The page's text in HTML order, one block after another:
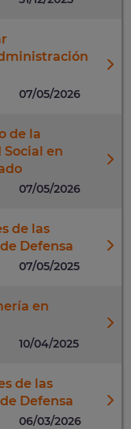
07/05/2026
de la
en
07/05/2026
de las
Defensa
07/05/2025
en
10/04/2025
de las
Defensa
06/03/2026